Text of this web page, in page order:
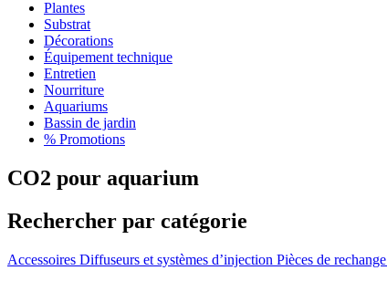
Plantes
Substrat
Décorations
Équipement technique
Entretien
Nourriture
Aquariums
Bassin de jardin
% Promotions
CO2 pour aquarium
Rechercher par catégorie
Accessoires Diffuseurs et systèmes d’injection Pièces de rechange